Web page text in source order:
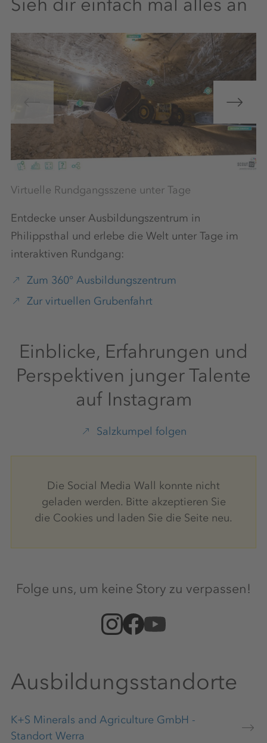
Sieh dir einfach mal alles an
Virtuelle Rundgangsszene unter Tage
Entdecke unser Ausbildungszentrum in
Philippsthal und erlebe die Welt unter Tage im
interaktiven Rundgang:
Zum 360° Ausbildungszentrum
Zur virtuellen Grubenfahrt
Einblicke, Erfahrungen und
Perspektiven junger Talente
auf Instagram
Salzkumpel folgen
Die Social Media Wall konnte nicht
geladen werden. Bitte akzeptieren Sie
die Cookies und laden Sie die Seite neu.
Folge uns, um keine Story zu verpassen!
Ausbildungsstandorte
K+S Minerals and Agriculture GmbH -
Standort Werra